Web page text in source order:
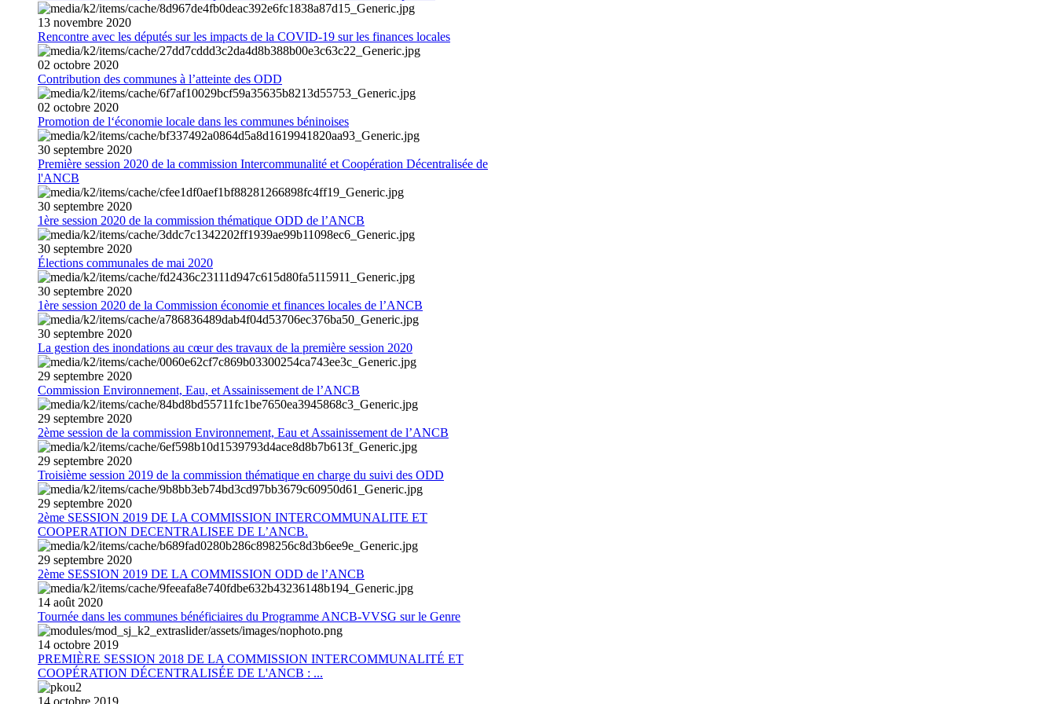
13 novembre 2020
Rencontre avec les députés sur les impacts de la COVID-19 sur les finances locales
02 octobre 2020
Contribution des communes à l’atteinte des ODD
02 octobre 2020
Promotion de l‘économie locale dans les communes béninoises
30 septembre 2020
Première session 2020 de la commission Intercommunalité et Coopération Décentralisée de
l'ANCB
30 septembre 2020
1ère session 2020 de la commission thématique ODD de l’ANCB
30 septembre 2020
Élections communales de mai 2020
30 septembre 2020
1ère session 2020 de la Commission économie et finances locales de l’ANCB
30 septembre 2020
La gestion des inondations au cœur des travaux de la première session 2020
29 septembre 2020
Commission Environnement, Eau, et Assainissement de l’ANCB
29 septembre 2020
2ème session de la commission Environnement, Eau et Assainissement de l’ANCB
29 septembre 2020
Troisième session 2019 de la commission thématique en charge du suivi des ODD
29 septembre 2020
2ème SESSION 2019 DE LA COMMISSION INTERCOMMUNALITE ET
COOPERATION DECENTRALISEE DE L’ANCB.
29 septembre 2020
2ème SESSION 2019 DE LA COMMISSION ODD de l’ANCB
14 août 2020
Tournée dans les communes bénéficiaires du Programme ANCB-VVSG sur le Genre
14 octobre 2019
PREMIÈRE SESSION 2018 DE LA COMMISSION INTERCOMMUNALITÉ ET
COOPÉRATION DÉCENTRALISÉE DE L'ANCB : ...
14 octobre 2019